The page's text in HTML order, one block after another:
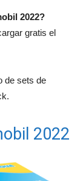
2022?
gratis el
de sets de
2022